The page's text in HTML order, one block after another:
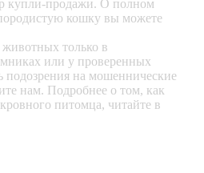
купли-продажи. О полном
кошку вы можете
только в
или у проверенных
подозрения на мошеннические
нам. Подробнее о том, как
питомца, читайте в